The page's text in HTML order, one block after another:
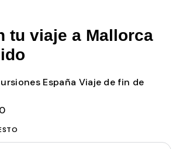
tu viaje a Mallorca
España Viaje de fin de